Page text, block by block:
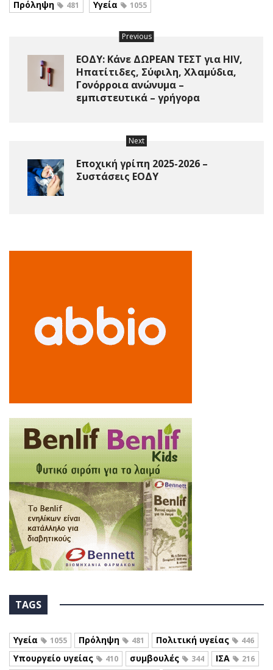
Πρόληψη 481 Υγεία 1055
Previous
ΕΟΔΥ: Κάνε ΔΩΡΕΑΝ ΤΕΣΤ για HIV,
Ηπατίτιδες, Σύφιλη, Χλαμύδια,
Γονόρροια ανώνυμα –
εμπιστευτικά – γρήγορα
Next
Εποχική γρίπη 2025-2026 –
Συστάσεις ΕΟΔΥ
TAGS
Υγεία 1055 Πρόληψη 481 Πολιτική υγείας 446
Υπουργείο υγείας 410 συμβουλές 344 ΙΣΑ 216